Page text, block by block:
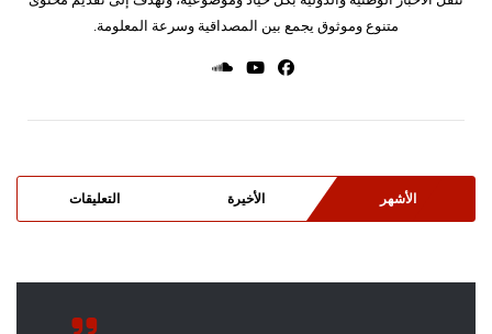
متنوع وموثوق يجمع بين المصداقية وسرعة المعلومة.
الأشهر الأخيرة التعليقات